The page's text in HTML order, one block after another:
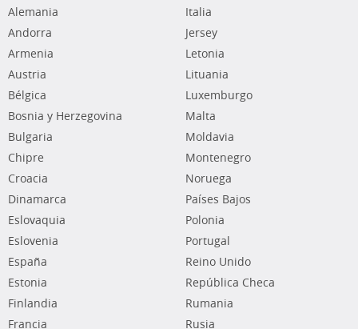
Alemania
Andorra
Armenia
Austria
Bélgica
Bosnia y Herzegovina
Bulgaria
Chipre
Croacia
Dinamarca
Eslovaquia
Eslovenia
España
Estonia
Finlandia
Francia
Italia
Jersey
Letonia
Lituania
Luxemburgo
Malta
Moldavia
Montenegro
Noruega
Países Bajos
Polonia
Portugal
Reino Unido
República Checa
Rumania
Rusia